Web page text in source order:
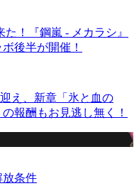
！『鋼嵐 - メカラシ』
後半が開催！
え、新章「氷と血の
報酬もお見逃し無く！
放条件